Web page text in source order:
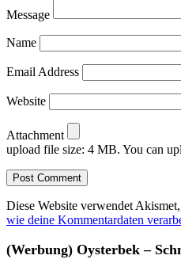
Message
Name
Email Address
Website
Attachment
upload file size: 4 MB. You can
Diese Website verwendet
wie deine Kommentardaten
(Werbung) Oysterbek –